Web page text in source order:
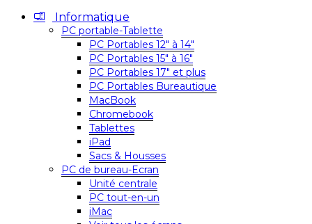
Informatique
PC portable-Tablette
PC Portables 12″ à 14″
PC Portables 15″ à 16″
PC Portables 17″ et plus
PC Portables Bureautique
MacBook
Chromebook
Tablettes
iPad
Sacs & Housses
PC de bureau-Ecran
Unité centrale
PC tout-en-un
iMac